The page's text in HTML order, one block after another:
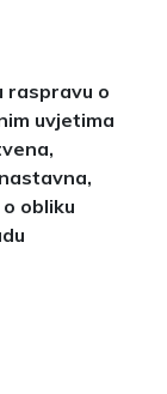
raspravu o
uvjetima
obliku